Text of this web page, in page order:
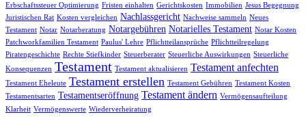
Erbschaftssteuer Optimierung Fristen einhalten Gerichtskosten Immobilien Jesus Begegnung
Juristischen Rat Kosten vergleichen Nachlassgericht Nachweise sammeln Neues
Testament Notar Notarberatung Notargebühren Notarielles Testament Notar Kosten
Patchworkfamilien Testament Paulus' Lehre Pflichtteilansprüche Pflichtteilregelung
Piratengeschichte Rechte Stiefkinder Steuerberater Steuerliche Auswirkungen Steuerliche
Konsequenzen Testament Testament aktualisieren Testament anfechten
Testament Eheleute Testament erstellen Testament Gebühren Testament Kosten
Testamentsarten Testamentseröffnung Testament ändern Vermögensaufteilung
Klarheit Vermögenswerte Wiederverheiratung